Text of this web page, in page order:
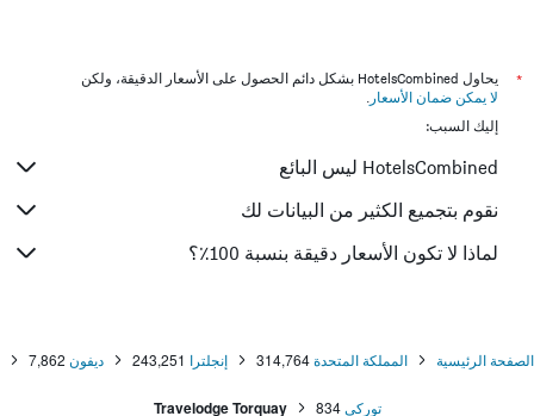
*
يحاول HotelsCombined بشكل دائم الحصول على الأسعار الدقيقة، ولكن
لا يمكن ضمان الأسعار .
إليك السبب:
HotelsCombined ليس البائع
نقوم بتجميع الكثير من البيانات لك
لماذا لا تكون الأسعار دقيقة بنسبة 100٪؟
الصفحة الرئيسية المملكة المتحدة314,764 إنجلترا 243,251 ديفون 7,862
توركي 834
Travelodge Torquay